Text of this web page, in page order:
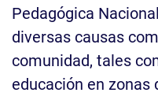
Pedagógica
diversas causas
comunidad, tales
educación en zonas